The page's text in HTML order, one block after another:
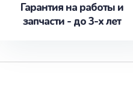
Гарантия на работы и
запчасти - до 3-х лет